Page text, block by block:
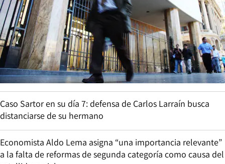
Caso Sartor en su día 7: defensa de Carlos Larraín busca
distanciarse de su hermano
Economista Aldo Lema asigna “una importancia relevante”
a la falta de reformas de segunda categoría como causa del